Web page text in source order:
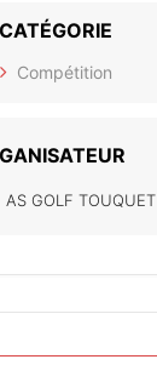
CATÉGORIE
Compétition
AS GOLF TOUQUET